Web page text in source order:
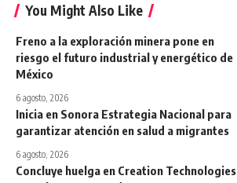
You Might Also Like
Freno a la exploración minera pone en
riesgo el futuro industrial y energético de
México
6 agosto, 2026
Inicia en Sonora Estrategia Nacional para
garantizar atención en salud a migrantes
6 agosto, 2026
Concluye huelga en Creation Technologies